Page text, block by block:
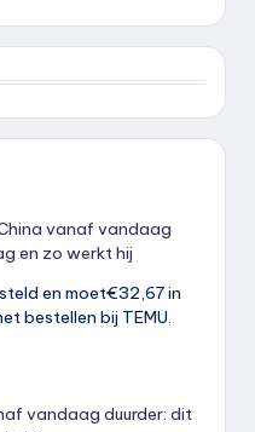
vanaf vandaag
en zo werkt hij
en moet€32,67 in
bestellen bij TEMU.
vandaag duurder: dit